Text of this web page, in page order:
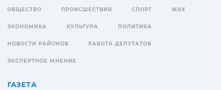
ОБЩЕСТВО ПРОИСШЕСТВИЯ СПОРТ ЖКХ
ЭКОНОМИКА КУЛЬТУРА ПОЛИТИКА
НОВОСТИ РАЙОНОВ РАБОТА ДЕПУТАТОВ
ЭКСПЕРТНОЕ МНЕНИЕ
ГАЗЕТА